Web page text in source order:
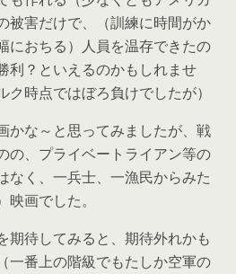
被害だけで、（訓練に時間がか
におちる）人員を温存できたの
利？といえるのかもしれませ
時点ではぼろ負けでしたが）
かな～と思ってみましたが、戦
の、プライベートライアン等の
なく、一兵士、一漁民からみた
画でした。
待してみると、期待外れかも
一番上の階級でもたしか空軍の